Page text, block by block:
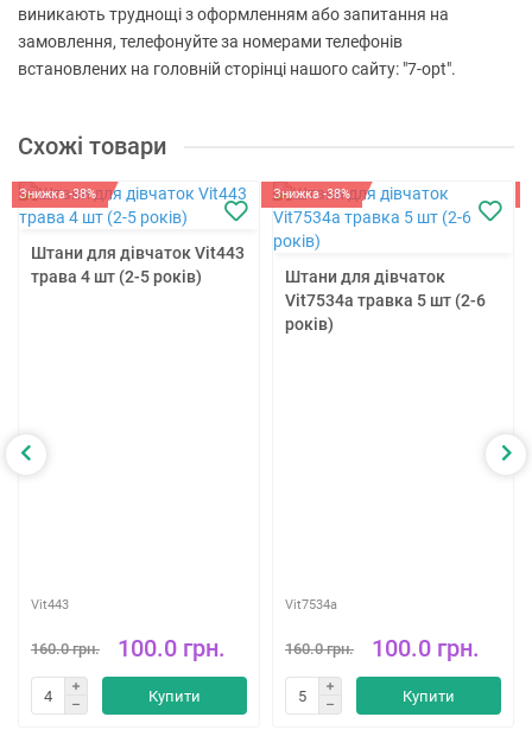
виникають труднощі з оформленням або запитання на
замовлення, телефонуйте за номерами телефонів
встановлених на головній сторінці нашого сайту: "7-opt".
Схожі товари
Знижка -38%
Штани для дівчаток Vit443
трава 4 шт (2-5 років)
Vit443
160.0 грн. 100.0 грн.
Купити
Знижка -38%
Штани для дівчаток
Vit7534a травка 5 шт (2-6
років)
Vit7534a
160.0 грн. 100.0 грн.
Купити